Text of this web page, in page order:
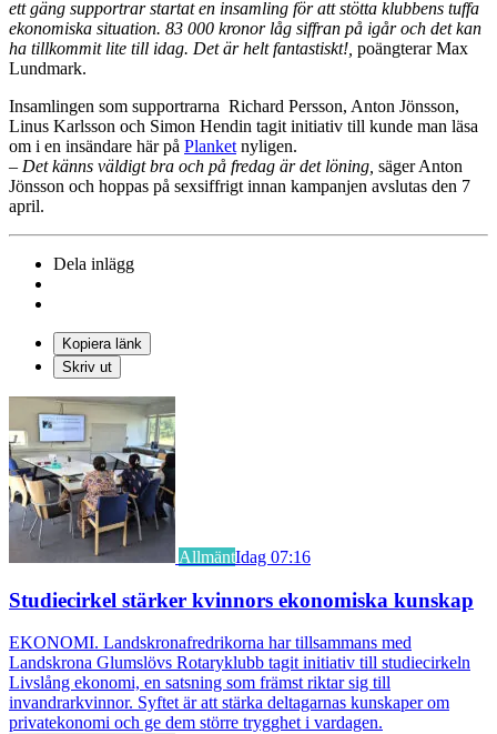
ett gäng supportrar startat en insamling för att stötta klubbens tuffa
ekonomiska situation. 83 000 kronor låg siffran på igår och det kan
ha tillkommit lite till idag. Det är helt fantastiskt!, poängterar Max
Lundmark.
Insamlingen som supportrarna Richard Persson, Anton Jönsson,
Linus Karlsson och Simon Hendin tagit initiativ till kunde man läsa
om i en insändare här på Planket nyligen.
– Det känns väldigt bra och på fredag är det löning, säger Anton
Jönsson och hoppas på sexsiffrigt innan kampanjen avslutas den 7
april.
Dela inlägg
Kopiera länk
Skriv ut
AllmäntIdag 07:16
Studiecirkel stärker kvinnors ekonomiska kunskap
EKONOMI. Landskronafredrikorna har tillsammans med
Landskrona Glumslövs Rotaryklubb tagit initiativ till studiecirkeln
Livslång ekonomi, en satsning som främst riktar sig till
invandrarkvinnor. Syftet är att stärka deltagarnas kunskaper om
privatekonomi och ge dem större trygghet i vardagen.